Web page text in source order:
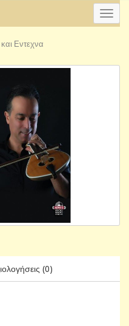
Εντεχνα
(0)